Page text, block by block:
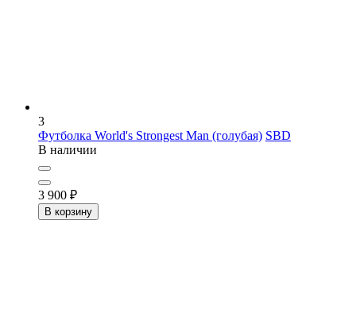
3
Футболка World's Strongest Man (голубая) SBD
В наличии
3 900 ₽
В корзину